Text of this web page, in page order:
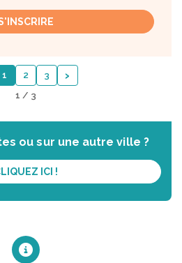
1 2 3 ›
1 / 3
ou sur une autre ville ?
ICI !